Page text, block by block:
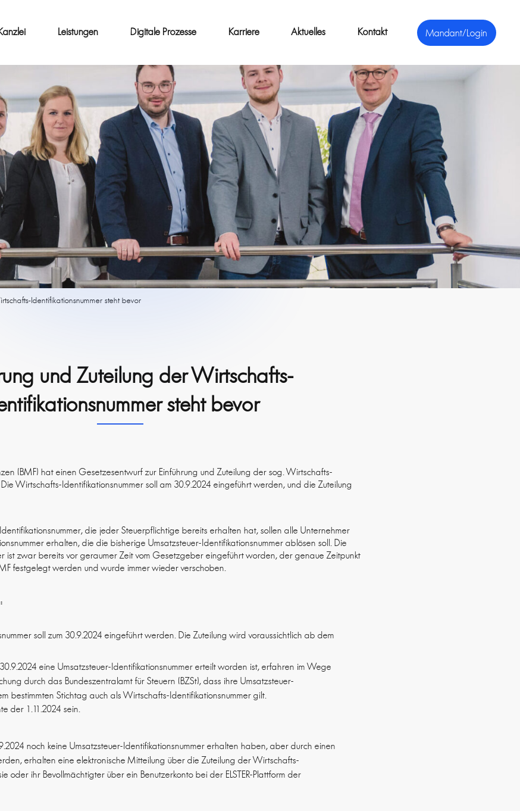
Mandant/Login
Leistungen Digitale Prozesse Karriere Aktuelles Kontakt
Identifikationsnummer steht bevor
und Zuteilung der Wirtschafts-
steht bevor
(BMF) hat einen Gesetzesentwurf zur Einführung und Zuteilung der sog. Wirtschafts-
Wirtschafts-Identifikationsnummer soll am 30.9.2024 eingeführt werden, und die Zuteilung
die jeder Steuerpflichtige bereits erhalten hat, sollen alle Unternehmer
erhalten, die die bisherige Umsatzsteuer-Identifikationsnummer ablösen soll. Die
ist zwar bereits vor geraumer Zeit vom Gesetzgeber eingeführt worden, der genaue Zeitpunkt
festgelegt werden und wurde immer wieder verschoben.
soll zum 30.9.2024 eingeführt werden. Die Zuteilung wird voraussichtlich ab dem
eine Umsatzsteuer-Identifikationsnummer erteilt worden ist, erfahren im Wege
durch das Bundeszentralamt für Steuern (BZSt), dass ihre Umsatzsteuer-
bestimmten Stichtag auch als Wirtschafts-Identifikationsnummer gilt.
der 1.11.2024 sein.
noch keine Umsatzsteuer-Identifikationsnummer erhalten haben, aber durch einen
erhalten eine elektronische Mitteilung über die Zuteilung der Wirtschafts-
oder ihr Bevollmächtigter über ein Benutzerkonto bei der ELSTER-Plattform der